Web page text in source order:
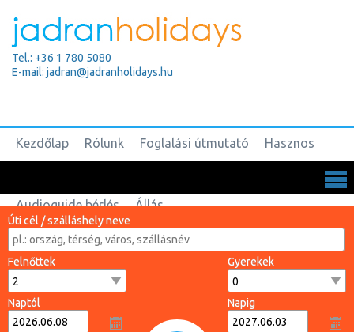
Tel.: +36 1 780 5080
E-mail: jadran@jadranholidays.hu
Kezdőlap Rólunk Foglalási útmutató Hasznos
Audioguide bérlés Állás
Úti cél / szálláshely neve
Felnőttek Gyerekek
Naptól Napig